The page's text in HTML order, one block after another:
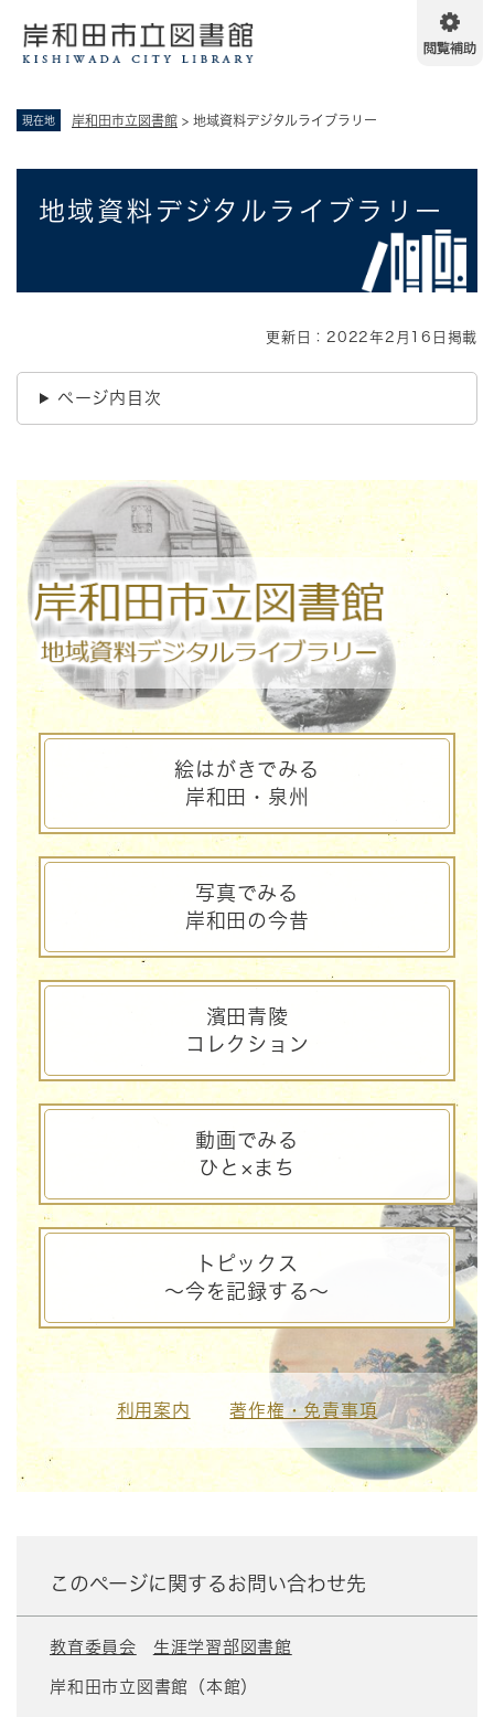
現在地 岸和田市立図書館 > 地域資料デジタルライブラリー
地域資料デジタルライブラリー
更新日：2022年2月16日掲載
ページ内目次
絵はがきでみる
岸和田・泉州
写真でみる
岸和田の今昔
濱田青陵
コレクション
動画でみる
ひと×まち
トピックス
～今を記録する～
利用案内 著作権・免責事項
このページに関するお問い合わせ先
教育委員会 生涯学習部図書館
岸和田市立図書館（本館）